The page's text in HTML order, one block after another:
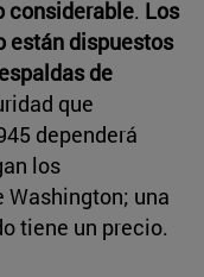
considerable. Los
están dispuestos
de
que
dependerá
los
una
tiene un precio.